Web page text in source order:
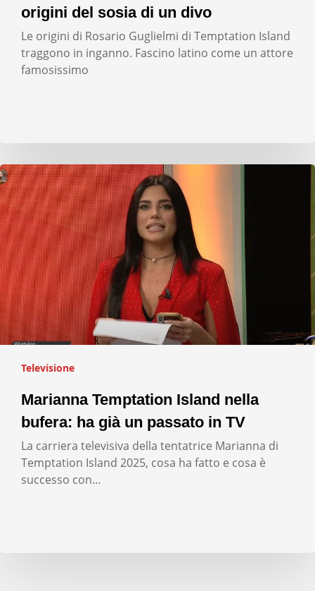
origini del sosia di un divo
Le origini di Rosario Guglielmi di Temptation Island
traggono in inganno. Fascino latino come un attore
famosissimo
Televisione
Marianna Temptation Island nella
bufera: ha già un passato in TV
La carriera televisiva della tentatrice Marianna di
Temptation Island 2025, cosa ha fatto e cosa è
successo con…